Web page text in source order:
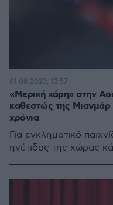
«Μερική χάρη» στην
καθεστώς της Μιανμάρ
χρόνια
Για εγκληματικό
ηγέτιδας της χώρας
01.08.2023, 13:57